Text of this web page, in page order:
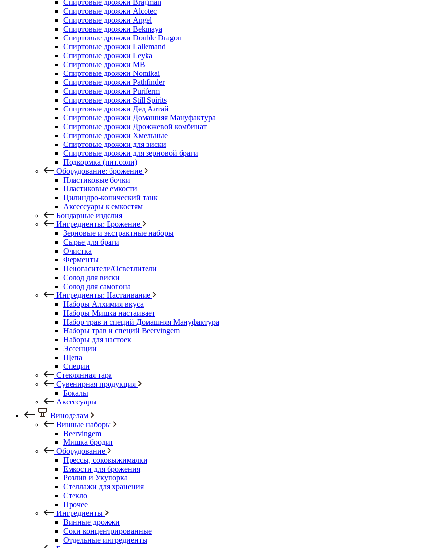
Спиртовые дрожжи Bragman
Спиртовые дрожжи Alcotec
Спиртовые дрожжи Angel
Спиртовые дрожжи Bekmaya
Спиртовые дрожжи Double Dragon
Спиртовые дрожжи Lallemand
Спиртовые дрожжи Leyka
Спиртовые дрожжи MB
Спиртовые дрожжи Nomikai
Спиртовые дрожжи Pathfinder
Спиртовые дрожжи Puriferm
Спиртовые дрожжи Still Spirits
Спиртовые дрожжи Дед Алтай
Спиртовые дрожжи Домашняя Мануфактура
Спиртовые дрожжи Дрожжевой комбинат
Спиртовые дрожжи Хмельные
Спиртовые дрожжи для виски
Спиртовые дрожжи для зерновой браги
Подкормка (пит.соли)
Оборудование: брожение
Пластиковые бочки
Пластиковые емкости
Цилиндро-конический танк
Аксессуары к емкостям
Бондарные изделия
Ингредиенты: Брожение
Зерновые и экстрактные наборы
Сырье для браги
Очистка
Ферменты
Пеногасители/Осветлители
Солод для виски
Солод для самогона
Ингредиенты: Настаивание
Наборы Алхимия вкуса
Наборы Мишка настаивает
Набор трав и специй Домашняя Мануфактура
Наборы трав и специй Beervingem
Наборы для настоек
Эссенции
Щепа
Специи
Стеклянная тара
Сувенирная продукция
Бокалы
Аксессуары
Виноделам
Винные наборы
Beervingem
Мишка бродит
Оборудование
Прессы, соковыжималки
Емкости для брожения
Розлив и Укупорка
Стеллажи для хранения
Стекло
Прочее
Ингредиенты
Винные дрожжи
Соки концентрированные
Отдельные ингредиенты